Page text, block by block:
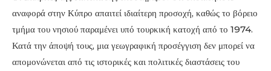
αναφορά στην Κύπρο απαιτεί ιδιαίτερη προσοχή, καθώς το βόρειο
τμήμα του νησιού παραμένει υπό τουρκική κατοχή από το 1974.
Κατά την άποψή τους, μια γεωγραφική προσέγγιση δεν μπορεί να
απομονώνεται από τις ιστορικές και πολιτικές διαστάσεις του